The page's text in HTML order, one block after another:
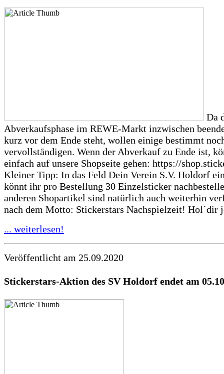
Da
Abverkaufsphase im REWE-Markt inzwischen
kurz vor dem Ende steht, wollen einige bestimmt
vervollständigen. Wenn der Abverkauf zu Ende ist,
einfach auf unsere Shopseite gehen: https://
Kleiner Tipp: In das Feld Dein Verein S.V. Holdorf
könnt ihr pro Bestellung 30 Einzelsticker
anderen Shopartikel sind natürlich auch weiterhin
nach dem Motto: Stickerstars Nachspielzeit! Hol´dir
... weiterlesen!
Veröffentlicht am 25.09.2020
Stickerstars-Aktion des SV Holdorf endet am